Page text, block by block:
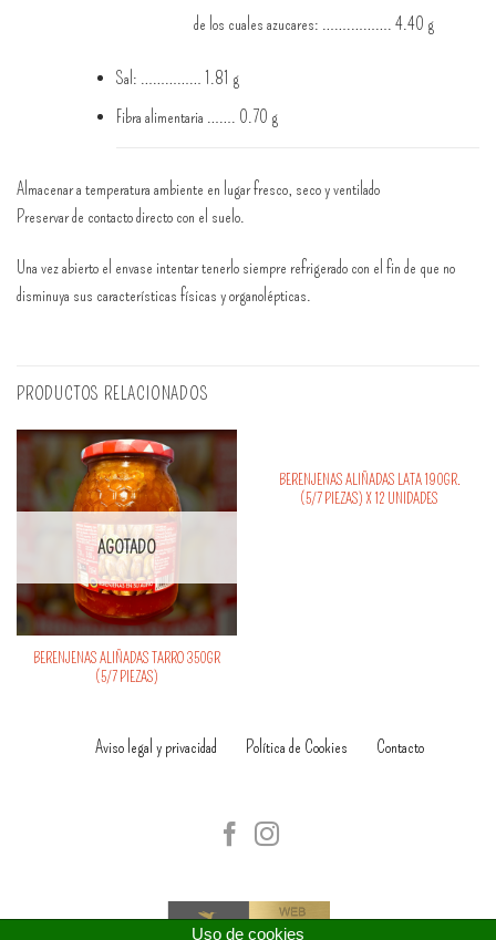
de los cuales azucares: …….………. 4.40 g
Sal: …………… 1.81 g
Fibra alimentaria ……. 0.70 g
Almacenar a temperatura ambiente en lugar fresco, seco y ventilado
Preservar de contacto directo con el suelo.
Una vez abierto el envase intentar tenerlo siempre refrigerado con el fin de que no
disminuya sus características físicas y organolépticas.
PRODUCTOS RELACIONADOS
AGOTADO
BERENJENAS ALIÑADAS TARRO 350GR
(5/7 PIEZAS)
BERENJENAS ALIÑADAS LATA 190GR.
(5/7 PIEZAS) X 12 UNIDADES
Aviso legal y privacidad Política de Cookies Contacto
Uso de cookies